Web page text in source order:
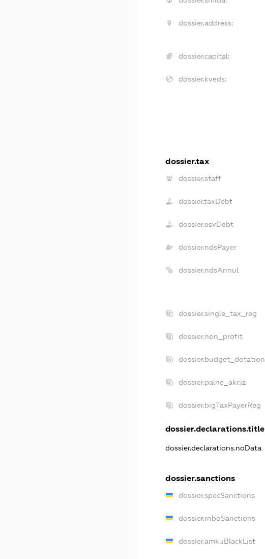
dossier.address:
dossier.capital:
dossier.kveds:
dossier.tax
dossier.staff
dossier.taxDebt
dossier.esvDebt
dossier.ndsPayer
dossier.ndsAnnul
dossier.single_tax_reg
dossier.non_profit
dossier.budget_dotation
dossier.palne_akciz
dossier.bigTaxPayerReg
dossier.declarations.title
dossier.declarations.noData
dossier.sanctions
dossier.specSanctions
dossier.rnboSanctions
dossier.amkuBlackList